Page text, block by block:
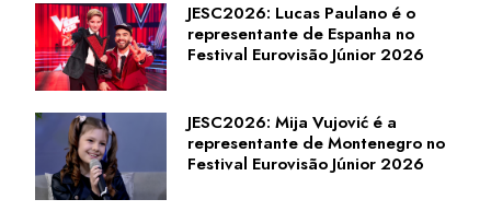
JESC2026: Lucas Paulano é o
representante de Espanha no
Festival Eurovisão Júnior 2026
JESC2026: Mija Vujović é a
representante de Montenegro no
Festival Eurovisão Júnior 2026